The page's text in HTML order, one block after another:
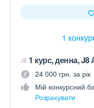
1
J8 1 курс, денна,
24 000 грн. за рік
Мій конкурсний
Розрахувати